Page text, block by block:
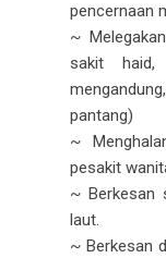
pencernaan
~
sakit
pantang)
~
pesakit
~ Berkesan
laut.
~ Berkesan